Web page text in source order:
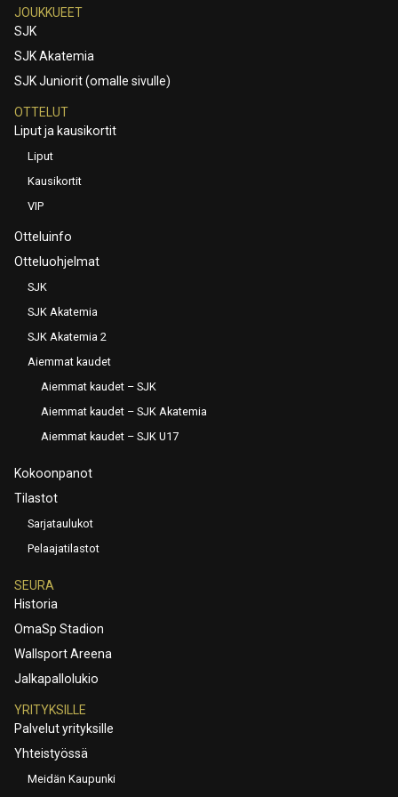
JOUKKUEET
SJK
SJK Akatemia
SJK Juniorit (omalle sivulle)
OTTELUT
Liput ja kausikortit
Liput
Kausikortit
VIP
Otteluinfo
Otteluohjelmat
SJK
SJK Akatemia
SJK Akatemia 2
Aiemmat kaudet
Aiemmat kaudet – SJK
Aiemmat kaudet – SJK Akatemia
Aiemmat kaudet – SJK U17
Kokoonpanot
Tilastot
Sarjataulukot
Pelaajatilastot
SEURA
Historia
OmaSp Stadion
Wallsport Areena
Jalkapallolukio
YRITYKSILLE
Palvelut yrityksille
Yhteistyössä
Meidän Kaupunki